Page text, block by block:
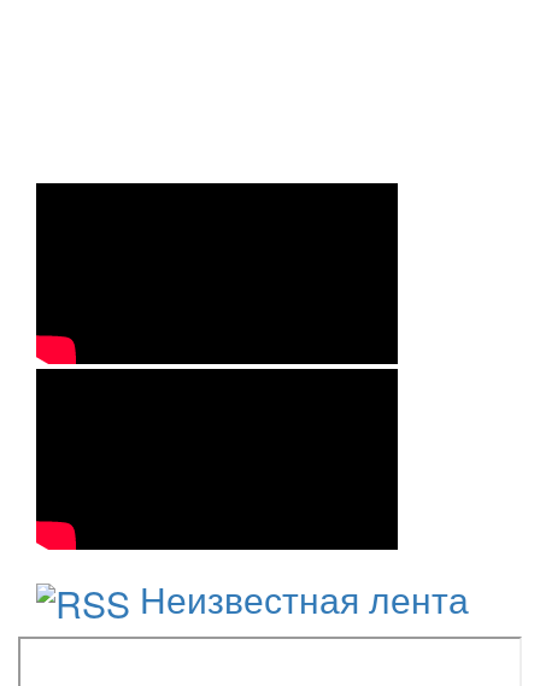
Неизвестная лента